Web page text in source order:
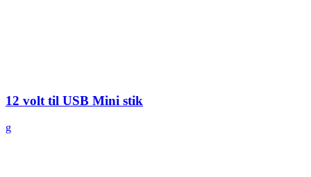
12 volt til USB Mini stik
g